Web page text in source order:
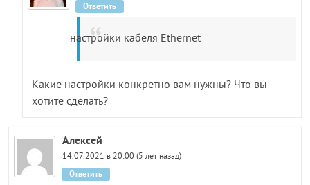
настройки кабеля Ethernet
Какие настройки конкретно вам нужны? Что вы
хотите сделать?
Ответить
Алексей
14.07.2021 в 20:00 (5 лет назад)
Ответить